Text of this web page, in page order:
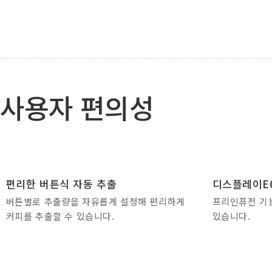
사용자 편의성
편리한 버튼식 자동 추출
버튼별로 추출량을 자유롭게 설정해 편리하게
커피를 추출할 수 있습니다.
디스플레이
프리인퓨전 기
있습니다.